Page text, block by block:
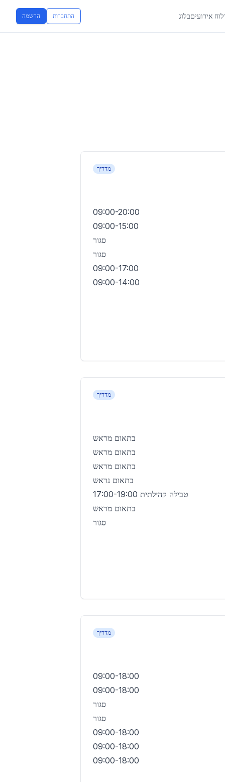
לוח אירועיםבלוג התחברות הרשמה
מדריך
09:00-20:00
09:00-15:00
סגור
סגור
09:00-17:00
09:00-14:00
מדריך
בתאום מראש
בתאום מראש
בתאום מראש
בתאום נראש
טבילה קהילתית 17:00-19:00
בתאום מראש
סגור
מדריך
09:00-18:00
09:00-18:00
סגור
סגור
09:00-18:00
09:00-18:00
09:00-18:00